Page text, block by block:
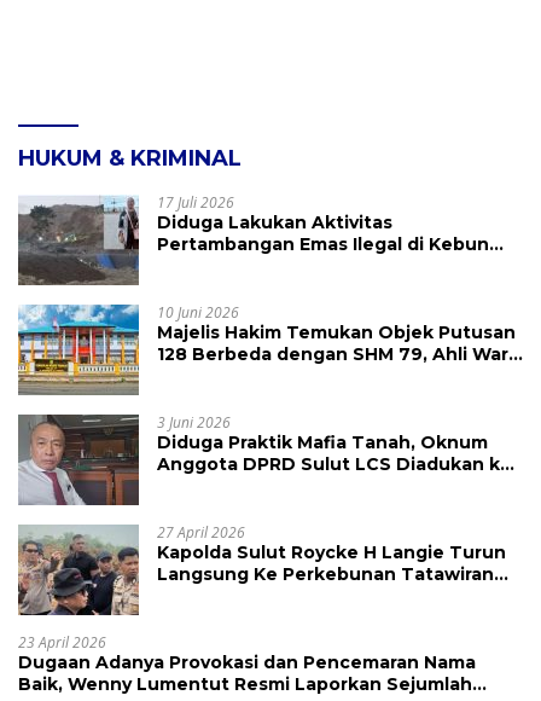
HUKUM & KRIMINAL
17 Juli 2026
Diduga Lakukan Aktivitas
Pertambangan Emas Ilegal di Kebun
10 Juni 2026
Majelis Hakim Temukan Objek Putusan
128 Berbeda dengan SHM 79, Ahli Waris
3 Juni 2026
Diduga Praktik Mafia Tanah, Oknum
Anggota DPRD Sulut LCS Diadukan ke
27 April 2026
Kapolda Sulut Roycke H Langie Turun
Langsung Ke Perkebunan Tatawiran
23 April 2026
Dugaan Adanya Provokasi dan Pencemaran Nama
Baik, Wenny Lumentut Resmi Laporkan Sejumlah